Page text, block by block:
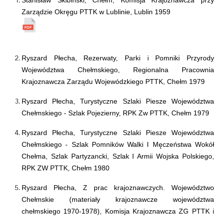
Zarządzie Okręgu PTTK w Lublinie, Lublin 1959
Ryszard Płecha, Rezerwaty, Parki i Pomniki Przyrody
Województwa Chełmskiego, Regionalna Pracownia
Krajoznawcza Zarządu Wojewódzkiego PTTK, Chełm 1979
Ryszard Płecha, Turystyczne Szlaki Piesze Województwa
Chełmskiego - Szlak Pojezierny, RPK Zw PTTK, Chełm 1979
Ryszard Płecha, Turystyczne Szlaki Piesze Województwa
Chełmskiego - Szlak Pomników Walki I Męczeństwa Wokół
Chełma, Szlak Partyzancki, Szlak I Armii Wojska Polskiego,
RPK ZW PTTK, Chełm 1980
Ryszard Płecha, Z prac krajoznawczych. Województwo
Chełmskie (materiały krajoznawcze województwa
chełmskiego 1970-1978), Komisja Krajoznawcza ZG PTTK i